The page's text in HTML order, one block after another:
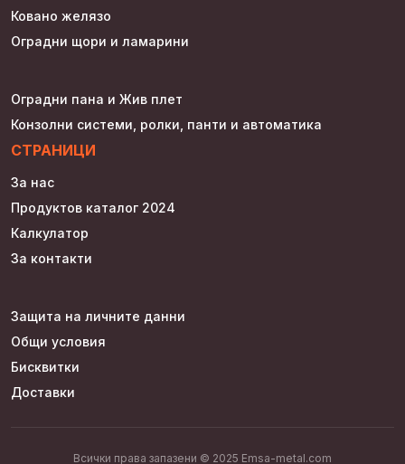
Ковано желязо
Оградни щори и ламарини
Оградни пана и Жив плет
Конзолни системи, ролки, панти и автоматика
СТРАНИЦИ
За нас
Продуктов каталог 2024
Калкулатор
За контакти
Защита на личните данни
Общи условия
Бисквитки
Доставки
Всички права запазени © 2025 Emsa-metal.com